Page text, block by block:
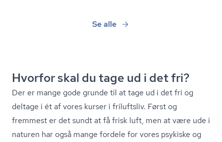
Se alle
Hvorfor skal du tage ud i det fri?
Der er mange gode grunde til at tage ud i det fri og
deltage i ét af vores kurser i friluftsliv. Først og
fremmest er det sundt at få frisk luft, men at være ude i
naturen har også mange fordele for vores psykiske og